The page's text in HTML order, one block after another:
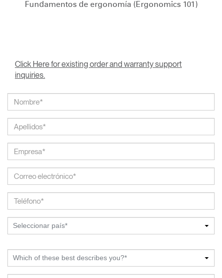
Fundamentos de ergonomía (Ergonomics 101)
Click Here for existing order and warranty support
inquiries.
Seleccionar país*
Which of these best describes you?*